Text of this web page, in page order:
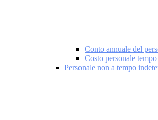
Conto annuale del
Costo personale
Personale non a tempo